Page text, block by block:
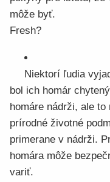
môže byť.
Fresh?
Niektorí ľudia
bol ich homár
homáre nádrži, ale
prírodné životné
primerane v nádrži.
homára môže
variť.